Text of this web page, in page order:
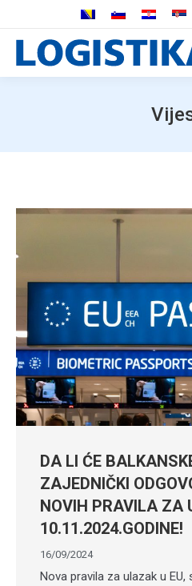
DA LI ĆE
ZAJEDNIČKI
NOVIH PRAVILA ZA
10.11.2024.GODINE!
16/09/2024
Nova pravila za ulazak u